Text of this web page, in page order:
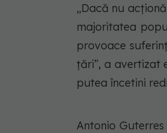
„Dacă nu
majoritatea
provoace
țări”, a avertizat
putea încetini
Antonio